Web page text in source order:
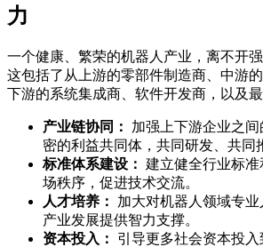
力
一个健康、繁荣的机器人产业，离不开
这包括了从上游的零部件制造商、中游
下游的系统集成商、软件开发商，以及最
产业链协同：
加强上下游企业之
密的利益共同体，共同研发、共同
标准体系建设： 建立健全行业标
场秩序，促进技术交流。
人才培养：
加大对机器人领域专
产业发展提供智力支撑。
资本投入：
引导更多社会资本投